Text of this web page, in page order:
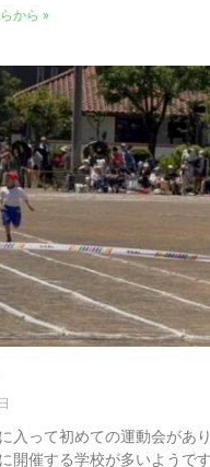
から »
入って初めての運動会があ
開催する学校が多いようで